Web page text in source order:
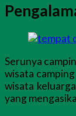
Serunya
wisata
wisata
yang